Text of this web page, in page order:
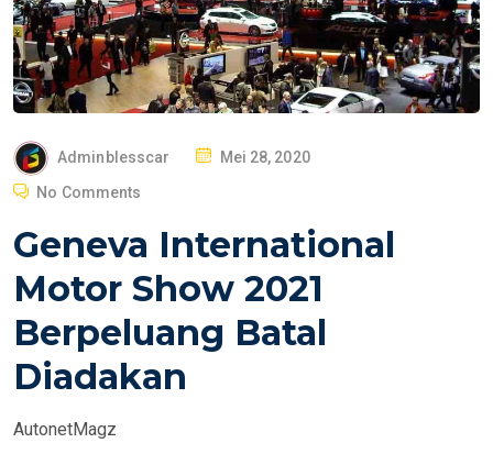
Adminblesscar
P
T
D
O
N
Mei 28, 2020
No Comments
Geneva International
Motor Show 2021
Berpeluang Batal
Diadakan
AutonetMagz